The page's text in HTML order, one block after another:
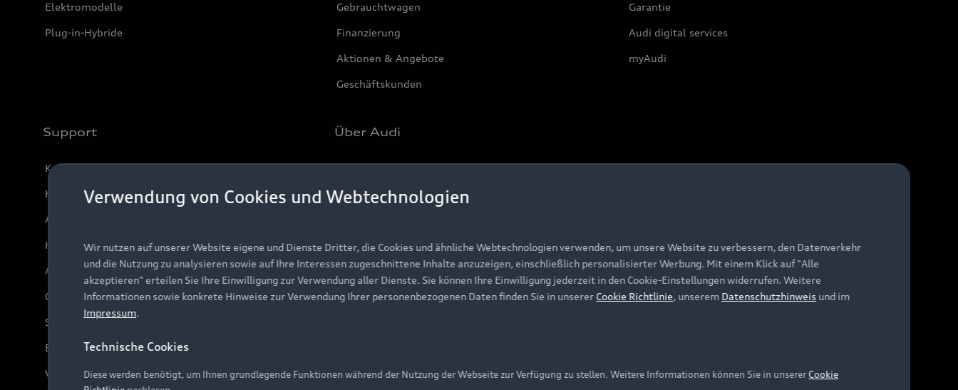
Elektromodelle
Plug-in-Hybride
Gebrauchtwagen
Finanzierung
Aktionen & Angebote
Geschäftskunden
Garantie
Audi digital services
myAudi
Support
Kundenservice
Händlersuche
Audi Code
Häufige Fragen (FAQ)
Audi Online Beratung
Online-Terminvereinbarung
Servicekontakt
Bordbuch & Bedienungsanleitungen
Verträge kündigen
Über Audi
Karriere
Presse & Media Center
Datenschutz
Audi erleben
Verwendung von Cookies und Webtechnologien
Wir nutzen auf unserer Website eigene und Dienste Dritter, die Cookies und ähnliche Webtechnologien verwenden, um unsere Website zu verbessern, den Datenverkehr
und die Nutzung zu analysieren sowie auf Ihre Interessen zugeschnittene Inhalte anzuzeigen, einschließlich personalisierter Werbung. Mit einem Klick auf "Alle
akzeptieren" erteilen Sie Ihre Einwilligung zur Verwendung aller Dienste. Sie können Ihre Einwilligung jederzeit in den Cookie-Einstellungen widerrufen. Weitere
Informationen sowie konkrete Hinweise zur Verwendung Ihrer personenbezogenen Daten finden Sie in unserer Cookie Richtlinie, unserem Datenschutzhinweis und im
Impressum.
Technische Cookies
Diese werden benötigt, um Ihnen grundlegende Funktionen während der Nutzung der Webseite zur Verfügung zu stellen. Weitere Informationen können Sie in unsererCookie